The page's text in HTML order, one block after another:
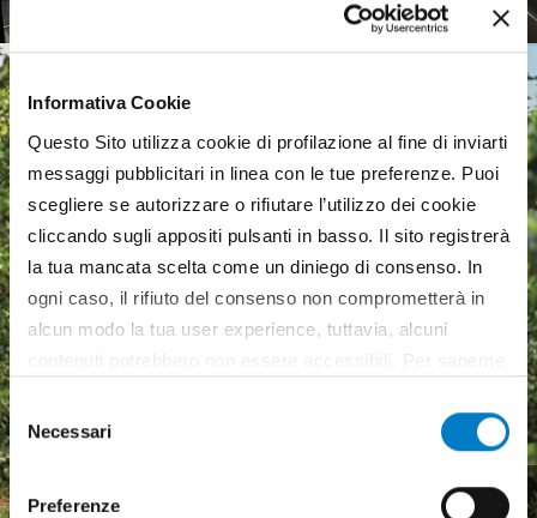
Informativa Cookie
Questo Sito utilizza cookie di profilazione al fine di inviarti
messaggi pubblicitari in linea con le tue preferenze. Puoi
scegliere se autorizzare o rifiutare l’utilizzo dei cookie
cliccando sugli appositi pulsanti in basso. Il sito registrerà
la tua mancata scelta come un diniego di consenso. In
ogni caso, il rifiuto del consenso non comprometterà in
alcun modo la tua user experience, tuttavia, alcuni
all’utilizzo di tutti, o solamente di alcuni di essi, ti
Selezione
del
consenso
Necessari
PreferenzeMacchine agricole, mercato